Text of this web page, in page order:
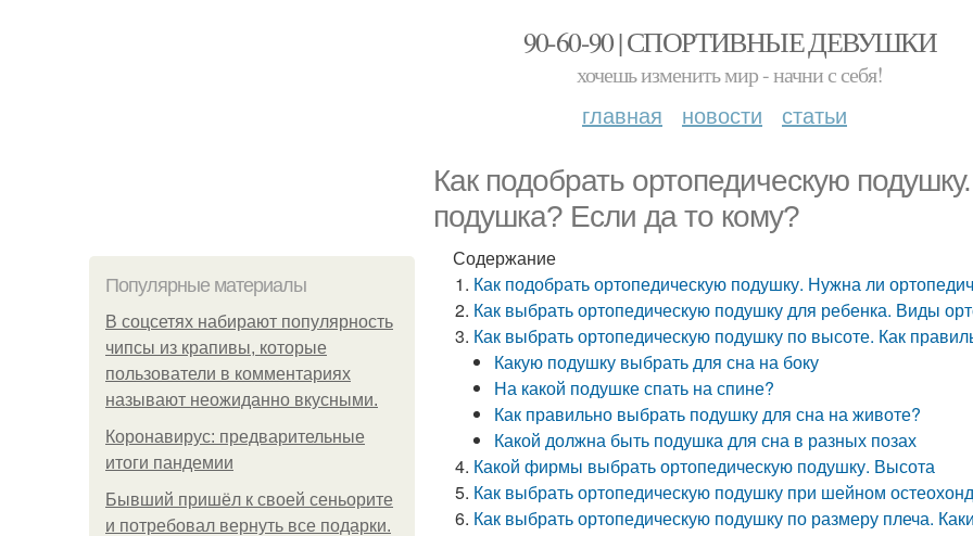
90-60-90 | СПОРТИВНЫЕ ДЕВУШКИ
хочешь изменить мир - начни с себя!
главная новости статьи
Как подобрать ортопедическую
подушка? Если да то кому?
Популярные материалы
В соцсетях набирают популярность
чипсы из крапивы, которые
пользователи в комментариях
называют неожиданно вкусными.
Коронавирус: предварительные
итоги пандемии
Бывший пришёл к своей сеньорите
и потребовал вернуть все подарки.
Содержание
Как подобрать ортопедическую подушку. Нужна ли
Как выбрать ортопедическую подушку для ребенка. Виды
Как выбрать ортопедическую подушку по высоте. Как
Какую подушку выбрать для сна на боку
На какой подушке спать на спине?
Как правильно выбрать подушку для сна на животе?
Какой должна быть подушка для сна в разных позах
Какой фирмы выбрать ортопедическую подушку. Высота
Как выбрать ортопедическую подушку при шейном
Как выбрать ортопедическую подушку по размеру плеча.